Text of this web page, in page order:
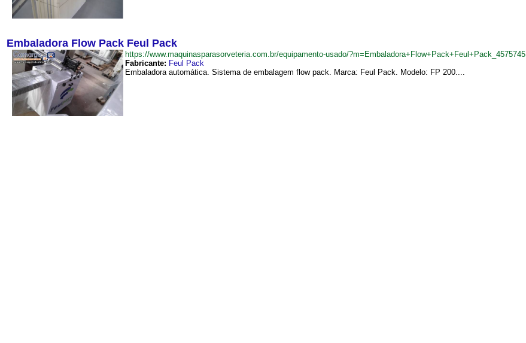
Embaladora Flow Pack Feul Pack
https://www.maquinasparasorveteria.com.br/equipamento-usado/?m=Embaladora+Flow+Pack+Feul+Pack_4575745
Fabricante: Feul Pack
Embaladora automática. Sistema de embalagem flow pack. Marca: Feul Pack. Modelo: FP 200....